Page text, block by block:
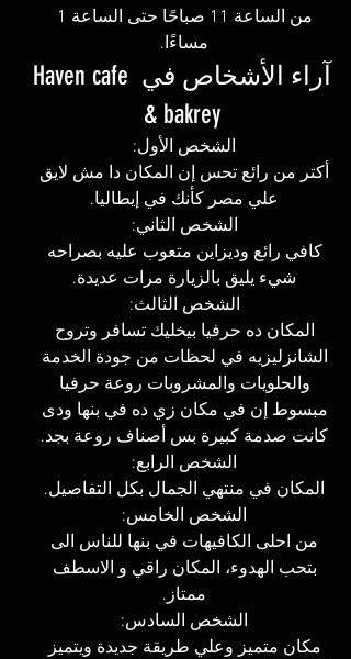
مساءًا.
آراء الأشخاص في Haven cafe
& bakrey
الشخص الأول:
أكتر من رائع تحس إن المكان دا مش لايق
علي مصر كأنك في إيطاليا.
الشخص الثاني:
كافي رائع وديزاين متعوب عليه بصراحه
شيء يليق بالزيارة مرات عديدة.
الشخص الثالث:
المكان ده حرفيا بيخليك تسافر وتروح
الشانزليزيه في لحظات من جودة الخدمة
والحلويات والمشروبات روعة حرفيا
مبسوط إن في مكان زي ده في بنها ودى
كانت صدمة كبيرة بس أصناف روعة بجد.
الشخص الرابع:
المكان في منتهي الجمال بكل التفاصيل.
الشخص الخامس:
من احلى الكافيهات في بنها للناس الى
بتحب الهدوء، المكان راقي و الاسطف
ممتاز.
الشخص السادس:
مكان متميز وعلي طريقة جديدة ويتميز